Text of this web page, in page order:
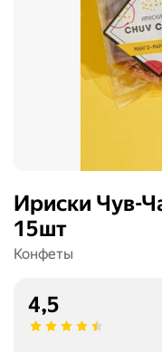
Ириски Чув-
15шт
Конфеты
4,5